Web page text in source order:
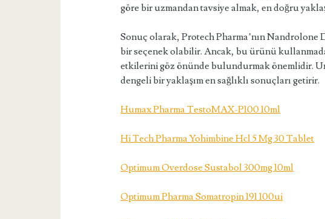
göre bir uzmandan tavsiye almak, en doğru
Sonuç olarak, Protech Pharma’nın
bir seçenek olabilir. Ancak, bu ürünü
etkilerini göz önünde bulundurmak önemlidir.
dengeli bir yaklaşım en sağlıklı sonuçları getirir.
Humax Pharma TestoMAX-P100 10ml
Hi Tech Pharma Yohimbine Hcl 5 Mg 30 Tablet
Optimum Overdose Sustabol 300mg 10ml
Optimum Pharma Somatropin 191 100ui